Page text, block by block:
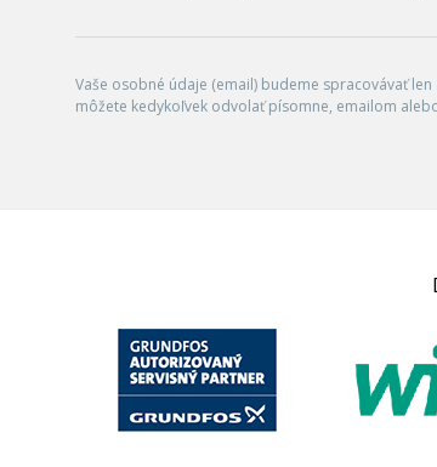
Vaše osobné údaje (email) budeme spracovávať
môžete kedykoľvek odvolať písomne, emailom